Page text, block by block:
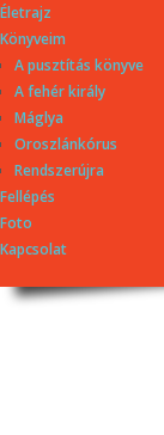
Életrajz
Könyveim
A pusztítás könyve
A fehér király
Máglya
Oroszlánkórus
Rendszerújra
Fellépés
Foto
Kapcsolat